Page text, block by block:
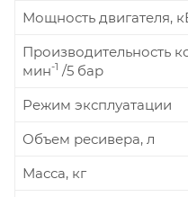
Мощность двигателя,
Производительность
мин-1 /5 бар
Режим эксплуатации
Объем ресивера, л
Масса, кг